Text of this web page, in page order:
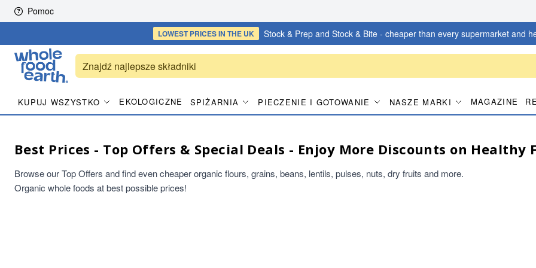
Skip to content
Pomoc
LOWEST PRICESIN THE UK Stock & Prep and Stock & Bite - cheaper than every supermarket and
KUPUJ WSZYSTKO EKOLOGICZNE SPIŻARNIA PIECZENIE I GOTOWANIE NASZE MARKI MAGAZINE
Best Prices - Top Offers & Special Deals - Enjoy More Discounts on Healthy
Browse our Top Offers and find even cheaper organic flours, grains, beans, lentils, pulses, nuts, dry fruits and more.
Organic whole foods at best possible prices!